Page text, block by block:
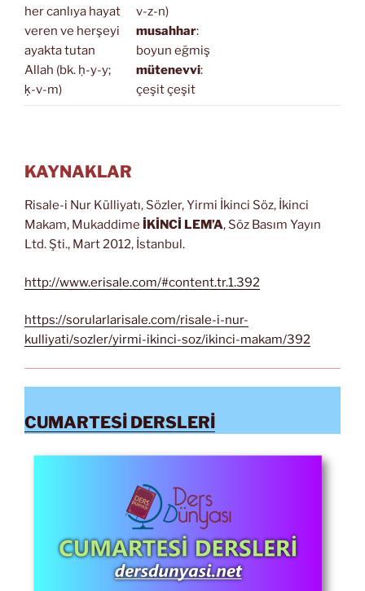
her canlıya hayat
veren ve herşeyi
ayakta tutan
Allah (bk. ḥ-y-y;
ḳ-v-m)
v-z-n)
musahhar:
boyun eğmiş
mütenevvi:
çeşit çeşit
KAYNAKLAR
Risale-i Nur Külliyatı, Sözler, Yirmi İkinci Söz, İkinci
Makam, Mukaddime
İKİNCİ LEM’A, Söz Basım Yayın
Ltd. Şti., Mart 2012, İstanbul.
http://www.erisale.com/#content.tr.1.392
https://sorularlarisale.com/risale-i-nur-
kulliyati/sozler/yirmi-ikinci-soz/ikinci-makam/392
CUMARTESİ DERSLERİ